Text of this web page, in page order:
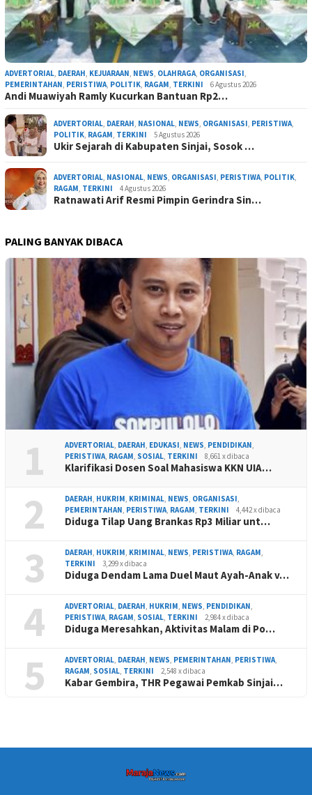
ADVERTORIAL, DAERAH, KEJUARAAN, NEWS, OLAHRAGA, ORGANISASI,
PEMERINTAHAN, PERISTIWA, POLITIK, RAGAM, TERKINI 6 Agustus 2026
Andi Muawiyah Ramly Kucurkan Bantuan Rp2…
ADVERTORIAL, DAERAH, NASIONAL, NEWS, ORGANISASI, PERISTIWA,
POLITIK, RAGAM, TERKINI 5 Agustus 2026
Ukir Sejarah di Kabupaten Sinjai, Sosok …
ADVERTORIAL, NASIONAL, NEWS, ORGANISASI, PERISTIWA, POLITIK,
RAGAM, TERKINI 4 Agustus 2026
Ratnawati Arif Resmi Pimpin Gerindra Sin…
PALING BANYAK DIBACA
1 ADVERTORIAL, DAERAH, EDUKASI, NEWS, PENDIDIKAN,
PERISTIWA, RAGAM, SOSIAL, TERKINI 8,661 x dibaca
Klarifikasi Dosen Soal Mahasiswa KKN UIA…
2 DAERAH, HUKRIM, KRIMINAL, NEWS, ORGANISASI,
PEMERINTAHAN, PERISTIWA, RAGAM, TERKINI 4,442 x dibaca
Diduga Tilap Uang Brankas Rp3 Miliar unt…
3 DAERAH, HUKRIM, KRIMINAL, NEWS, PERISTIWA, RAGAM,
TERKINI
3,299 x dibaca
Diduga Dendam Lama Duel Maut Ayah-Anak v…
4 ADVERTORIAL, DAERAH, HUKRIM, NEWS, PENDIDIKAN,
PERISTIWA, RAGAM, SOSIAL, TERKINI 2,984 x dibaca
Diduga Meresahkan, Aktivitas Malam di Po…
5 ADVERTORIAL, DAERAH, NEWS, PEMERINTAHAN, PERISTIWA,
RAGAM, SOSIAL, TERKINI 2,548 x dibaca
Kabar Gembira, THR Pegawai Pemkab Sinjai…